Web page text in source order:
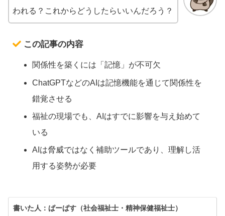
われる？これからどうしたらいいんだろう？
この記事の内容
関係性を築くには「記憶」が不可欠
ChatGPTなどのAIは記憶機能を通じて関係性を
錯覚させる
福祉の現場でも、AIはすでに影響を与え始めて
いる
AIは脅威ではなく補助ツールであり、理解し活
用する姿勢が必要
書いた人：ぱーぱす（社会福祉士・精神保健福祉士）